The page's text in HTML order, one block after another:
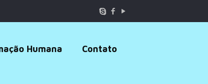
Humana Contato